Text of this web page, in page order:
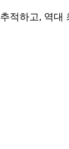
적하고, 역대